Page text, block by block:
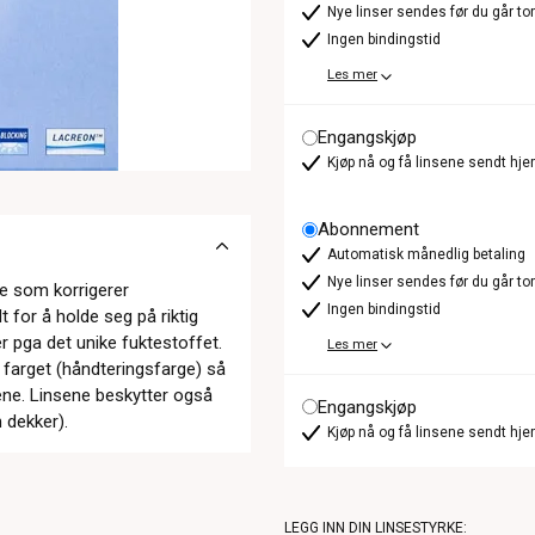
som korrigerer
for å holde seg på riktig
pga det unike fuktestoffet.
farget (håndteringsfarge) så
Linsene beskytter også
Nye linser sendes før du går
Ingen bindingstid
Les mer
Engangskjøp
Kjøp nå og få linsene sendt
Abonnement
Automatisk månedlig betaling
Nye linser sendes før du går
Ingen bindingstid
Les mer
Engangskjøp
Kjøp nå og få linsene sendt
LEGG INN DIN LINSESTYRKE: